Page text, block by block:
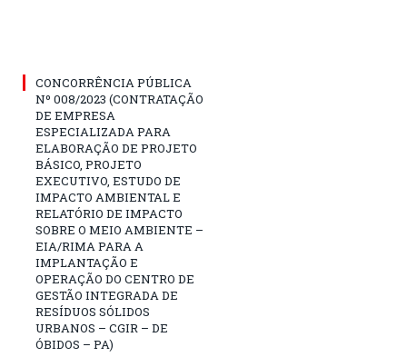
CONCORRÊNCIA PÚBLICA
Nº 008/2023 (CONTRATAÇÃO
DE EMPRESA
ESPECIALIZADA PARA
ELABORAÇÃO DE PROJETO
BÁSICO, PROJETO
EXECUTIVO, ESTUDO DE
IMPACTO AMBIENTAL E
RELATÓRIO DE IMPACTO
SOBRE O MEIO AMBIENTE –
EIA/RIMA PARA A
IMPLANTAÇÃO E
OPERAÇÃO DO CENTRO DE
GESTÃO INTEGRADA DE
RESÍDUOS SÓLIDOS
URBANOS – CGIR – DE
ÓBIDOS – PA)